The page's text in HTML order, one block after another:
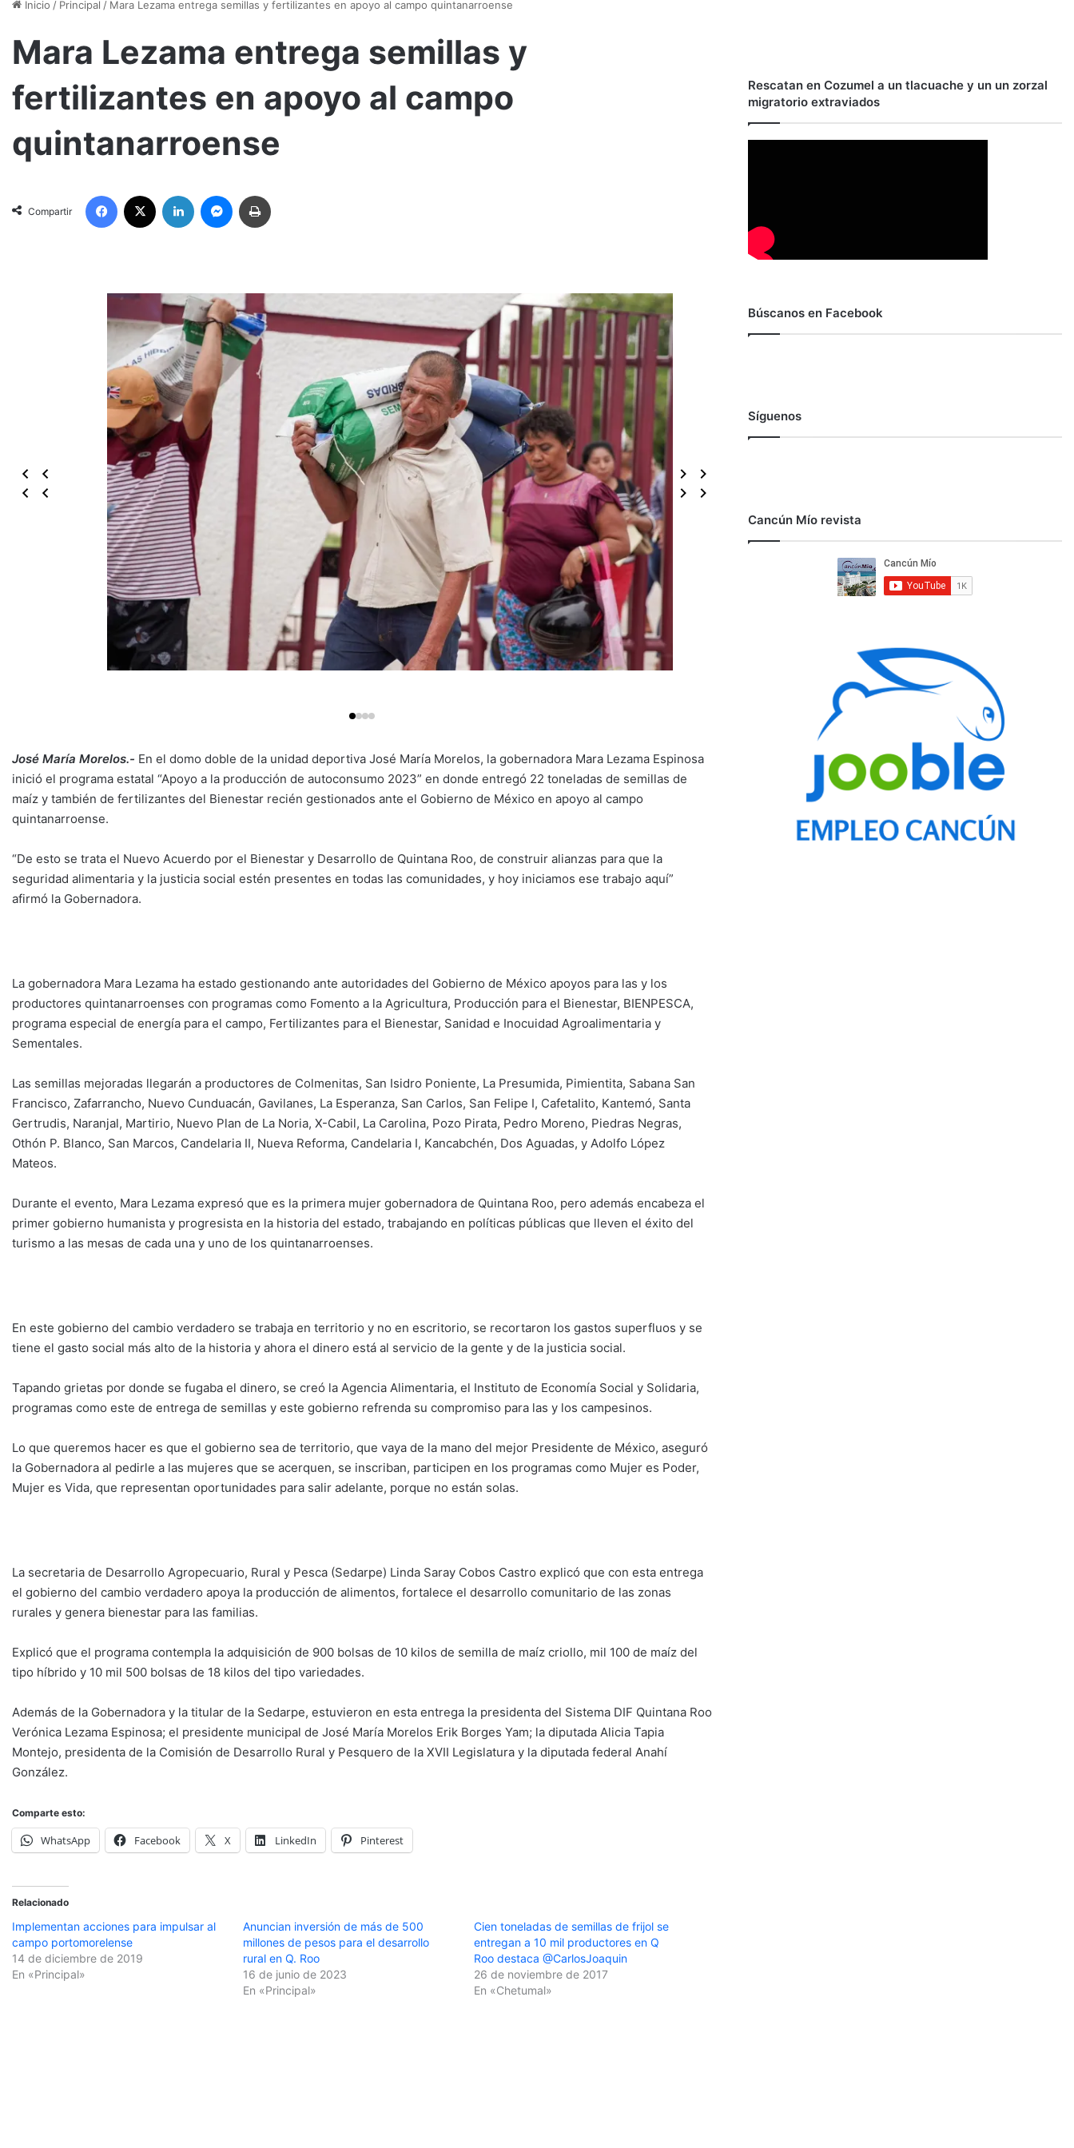
Inicio / Principal / Mara Lezama entrega semillas y fertilizantes en apoyo al campo quintanarroense
Mara Lezama entrega semillas y
fertilizantes en apoyo al campo
quintanarroense
Compartir
Facebook LinkedIn Messenger
José María Morelos.- En el domo doble de la unidad deportiva José María Morelos, la gobernadora Mara Lezama Espinosa
inició el programa estatal “Apoyo a la producción de autoconsumo 2023” en donde entregó 22 toneladas de semillas de
maíz y también de fertilizantes del Bienestar recién gestionados ante el Gobierno de México en apoyo al campo
quintanarroense.
“De esto se trata el Nuevo Acuerdo por el Bienestar y Desarrollo de Quintana Roo, de construir alianzas para que la
seguridad alimentaria y la justicia social estén presentes en todas las comunidades, y hoy iniciamos ese trabajo aquí”
afirmó la Gobernadora.
La gobernadora Mara Lezama ha estado gestionando ante autoridades del Gobierno de México apoyos para las y los
productores quintanarroenses con programas como Fomento a la Agricultura, Producción para el Bienestar, BIENPESCA,
programa especial de energía para el campo, Fertilizantes para el Bienestar, Sanidad e Inocuidad Agroalimentaria y
Sementales.
Las semillas mejoradas llegarán a productores de Colmenitas, San Isidro Poniente, La Presumida, Pimientita, Sabana San
Francisco, Zafarrancho, Nuevo Cunduacán, Gavilanes, La Esperanza, San Carlos, San Felipe I, Cafetalito, Kantemó, Santa
Gertrudis, Naranjal, Martirio, Nuevo Plan de La Noria, X-Cabil, La Carolina, Pozo Pirata, Pedro Moreno, Piedras Negras,
Othón P. Blanco, San Marcos, Candelaria II, Nueva Reforma, Candelaria I, Kancabchén, Dos Aguadas, y Adolfo López
Mateos.
Durante el evento, Mara Lezama expresó que es la primera mujer gobernadora de Quintana Roo, pero además encabeza el
primer gobierno humanista y progresista en la historia del estado, trabajando en políticas públicas que lleven el éxito del
turismo a las mesas de cada una y uno de los quintanarroenses.
En este gobierno del cambio verdadero se trabaja en territorio y no en escritorio, se recortaron los gastos superfluos y se
tiene el gasto social más alto de la historia y ahora el dinero está al servicio de la gente y de la justicia social.
Tapando grietas por donde se fugaba el dinero, se creó la Agencia Alimentaria, el Instituto de Economía Social y Solidaria,
programas como este de entrega de semillas y este gobierno refrenda su compromiso para las y los campesinos.
Lo que queremos hacer es que el gobierno sea de territorio, que vaya de la mano del mejor Presidente de México, aseguró
la Gobernadora al pedirle a las mujeres que se acerquen, se inscriban, participen en los programas como Mujer es Poder,
Mujer es Vida, que representan oportunidades para salir adelante, porque no están solas.
La secretaria de Desarrollo Agropecuario, Rural y Pesca (Sedarpe) Linda Saray Cobos Castro explicó que con esta entrega
el gobierno del cambio verdadero apoya la producción de alimentos, fortalece el desarrollo comunitario de las zonas
rurales y genera bienestar para las familias.
Explicó que el programa contempla la adquisición de 900 bolsas de 10 kilos de semilla de maíz criollo, mil 100 de maíz del
tipo híbrido y 10 mil 500 bolsas de 18 kilos del tipo variedades.
Además de la Gobernadora y la titular de la Sedarpe, estuvieron en esta entrega la presidenta del Sistema DIF Quintana Roo
Verónica Lezama Espinosa; el presidente municipal de José María Morelos Erik Borges Yam; la diputada Alicia Tapia
Montejo, presidenta de la Comisión de Desarrollo Rural y Pesquero de la XVII Legislatura y la diputada federal Anahí
González.
Comparte esto:
WhatsApp Facebook X LinkedIn Pinterest
Relacionado
Implementan acciones para impulsar al
campo portomorelense
14 de diciembre de 2019
En «Principal»
Anuncian inversión de más de 500
millones de pesos para el desarrollo
rural en Q. Roo
16 de junio de 2023
En «Principal»
Cien toneladas de semillas de frijol se
entregan a 10 mil productores en Q
Roo destaca @CarlosJoaquin
26 de noviembre de 2017
En «Chetumal»
Rescatan en Cozumel a un tlacuache y un un zorzal
migratorio extraviados
Búscanos en Facebook
Síguenos
Cancún Mío revista